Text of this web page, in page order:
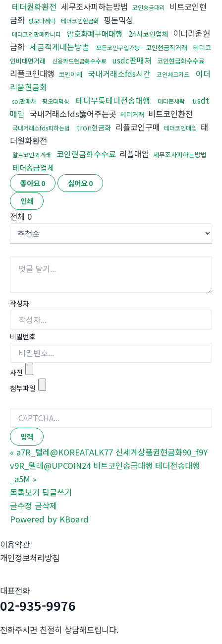
테더원화환전 세무조사피하는방법 코인송금대리
비트코인현
금화 핑오다세탁 테더코인현금화 핑돈믹싱
테더코인판매합니다 암호화폐구매대행 24시코인업체 이더리움현
금화 세금적게내는방법 모든코인구입가능 코인현금직거래
테더코
인비대면거래
신용카드현금화수수료 usdc판매처 코인현금화수수료
리플코인대행 코인이체 국내거래소fds시간 코인체크카드
이더
리움현금화
sol판매처 핑오다믹싱 테더무통테더전송대행 테더돈세탁
usdt
매입 국내거래소fds뚫어주는곳 테더거래 비트코인환전
국내거래소fds피하는법 tron현금화 리플코인구매 테더코인매입 태
더원화환전
알트코인퀵거래 코인현금화수수료 리플매입 세무조사피하는방법
테더송금업체
좋아요0 싫어요0
인쇄
전체 0
작성자
비밀번호
사진
첨부파일
« a7R_텔레@KOREATALK77 신세계상품권현금화90_f9Y
v9R_텔레@UPCOIN24 비트코인송금대행 테더전송대행
_a5M »
목록보기 답글쓰기
글수정 글삭제
Powered by KBoard
이용약관
개인정보처리방침
대표전화
02-935-9976
전화주시면 친절히 상담해드립니다.